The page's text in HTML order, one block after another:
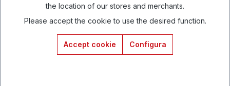
the location of our stores and merchants.
Please accept the cookie to use the desired function.
Accept cookie Configura